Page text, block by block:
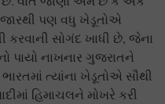
પણ વધુ ખેડૂતોએ
કરવાની સોગંદ ખાધી છે, જેના
પાયો નાખનાર ગુજરાતને
ત્યાંના ખેડૂતોએ સૌથી
હિમાચલને મોખરે કરી